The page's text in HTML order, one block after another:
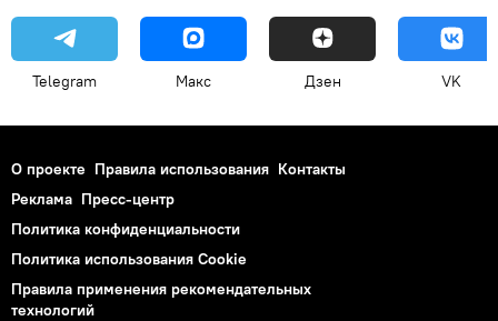
Telegram Макс Дзен VK
О проекте Правила использования Контакты
Реклама Пресс-центр
Политика конфиденциальности
Политика использования Cookie
Правила применения рекомендательных
технологий